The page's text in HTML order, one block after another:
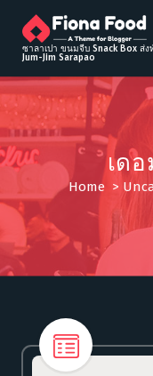
t
o
c
o
n
e
t
ซาลาเปา ขนมจีบ Snack Box ส่
Jum-Jim Sarapao
เด
Home >